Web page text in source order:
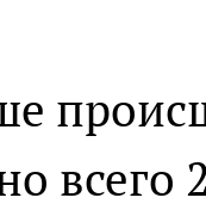
всего